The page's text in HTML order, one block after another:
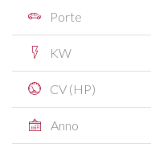
Porte
KW
CV (HP)
Anno